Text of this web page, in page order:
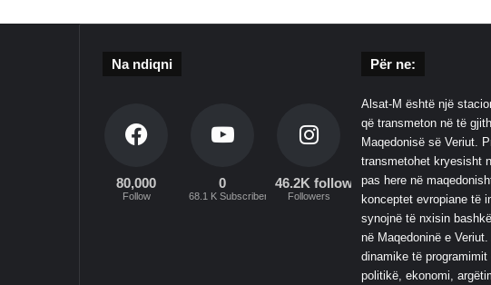
Na ndiqni
80,000
Follow
0
68.1 K Subscribers
46.2K followers
Followers
Për ne:
Alsat-M është një
që transmeton në të
Maqedonisë së Veriut.
transmetohet kryesisht
pas here në
konceptet evropiane të
synojnë të nxisin
në Maqedoninë e
dinamike të
politikë, ekonomi,